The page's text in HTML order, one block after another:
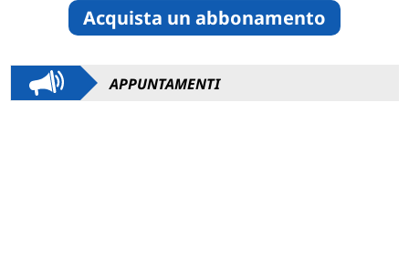
Acquista un abbonamento
APPUNTAMENTI